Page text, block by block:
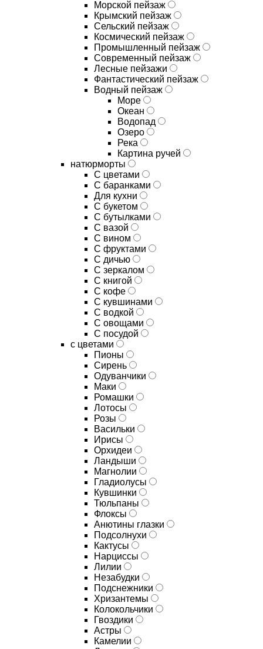
Морской пейзаж
Крымский пейзаж
Сельский пейзаж
Космический пейзаж
Промышленный пейзаж
Современный пейзаж
Лесные пейзажи
Фантастический пейзаж
Водный пейзаж
Море
Океан
Водопад
Озеро
Река
Картина ручей
натюрморты
С цветами
С баранками
Для кухни
C букетом
C бутылками
C вазой
C вином
C фруктами
C дичью
C зеркалом
C книгой
C кофе
C кувшинами
C водкой
C овощами
C посудой
с цветами
Пионы
Сирень
Одуванчики
Маки
Ромашки
Лотосы
Розы
Васильки
Ирисы
Орхидеи
Ландыши
Магнолии
Гладиолусы
Кувшинки
Тюльпаны
Флоксы
Анютины глазки
Подсолнухи
Кактусы
Нарциссы
Лилии
Незабудки
Подснежники
Хризантемы
Колокольчики
Гвоздики
Астры
Камелии